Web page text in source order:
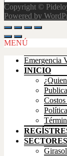
Copyright ©
Powered by
Scroll
Up
MENÚ
Emergencia
INICIO
SECTORES